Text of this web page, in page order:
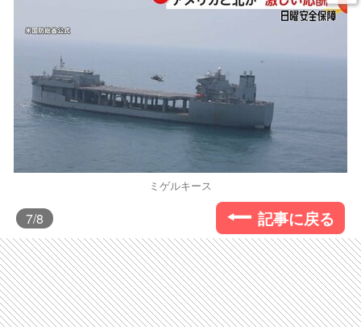
ミゲルキース
7/8 記事に戻る